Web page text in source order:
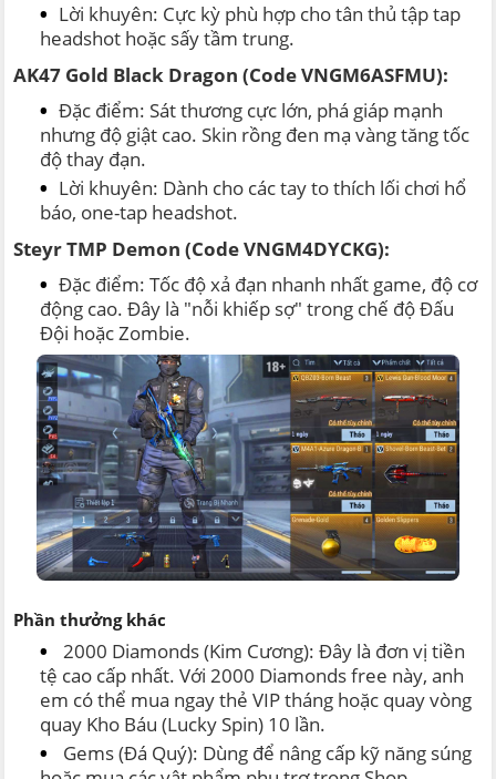
Lời khuyên: Cực kỳ phù hợp cho tân thủ tập tap
headshot hoặc sấy tầm trung.
AK47 Gold Black Dragon (Code VNGM6ASFMU):
Đặc điểm: Sát thương cực lớn, phá giáp mạnh
nhưng độ giật cao. Skin rồng đen mạ vàng tăng tốc
độ thay đạn.
Lời khuyên: Dành cho các tay to thích lối chơi hổ
báo, one-tap headshot.
Steyr TMP Demon (Code VNGM4DYCKG):
Đặc điểm: Tốc độ xả đạn nhanh nhất game, độ cơ
động cao. Đây là "nỗi khiếp sợ" trong chế độ Đấu
Đội hoặc Zombie.
Phần thưởng khác
2000 Diamonds (Kim Cương): Đây là đơn vị tiền
tệ cao cấp nhất. Với 2000 Diamonds free này, anh
em có thể mua ngay thẻ VIP tháng hoặc quay vòng
quay Kho Báu (Lucky Spin) 10 lần.
Gems (Đá Quý): Dùng để nâng cấp kỹ năng súng